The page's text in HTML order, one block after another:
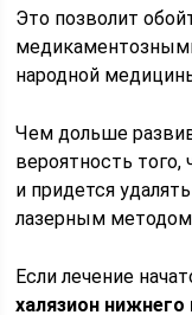
Это позволит
народной
Чем дольше
вероятность
и придется
лазерным
Если лечение
халязион